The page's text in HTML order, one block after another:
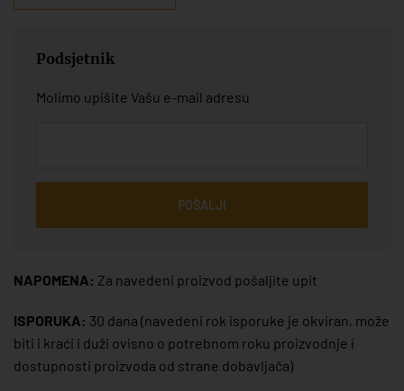
Podsjetnik
Molimo upišite Vašu e-mail adresu
POŠALJI
NAPOMENA: Za navedeni proizvod pošaljite upit
ISPORUKA: 30 dana (navedeni rok isporuke je okviran, može
biti i kraći i duži ovisno o potrebnom roku proizvodnje i
dostupnosti proizvoda od strane dobavljača)